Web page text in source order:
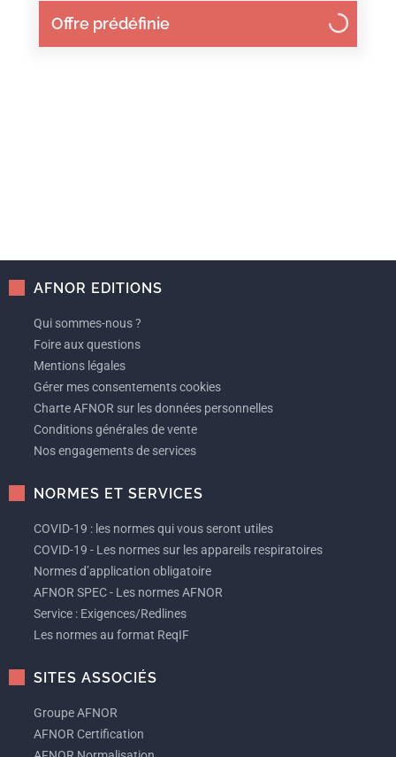
Offre prédéfinie
AFNOR EDITIONS
Qui sommes-nous ?
Foire aux questions
Mentions légales
Gérer mes consentements cookies
Charte AFNOR sur les données personnelles
Conditions générales de vente
Nos engagements de services
NORMES ET SERVICES
COVID-19 : les normes qui vous seront utiles
COVID-19 - Les normes sur les appareils respiratoires
Normes d’application obligatoire
AFNOR SPEC - Les normes AFNOR
Service : Exigences/Redlines
Les normes au format ReqIF
SITES ASSOCIÉS
Groupe AFNOR
AFNOR Certification